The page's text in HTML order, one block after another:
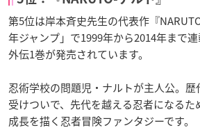
第5位は岸本斉史先生の代表作『
年ジャンプ」で1999年から2014年まで
外伝1巻が発売されています。
忍術学校の問題児・ナルトが主人公。
受けついで、先代を越える忍者になる
成長を描く忍者冒険ファンタジーです。